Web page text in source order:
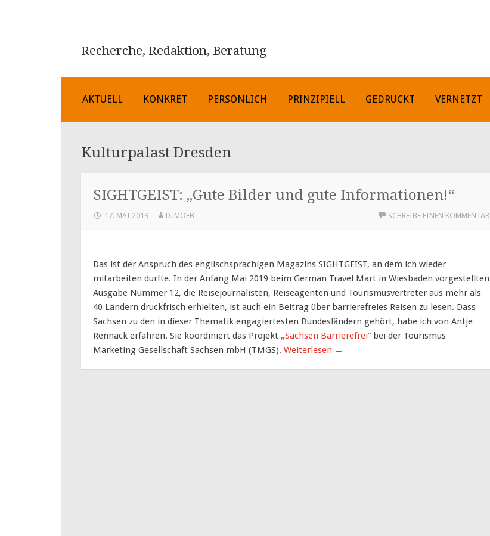
Recherche, Redaktion, Beratung
ZUM
SPRINGEN
AKTUELL KONKRET PERSÖNLICH PRINZIPIELL GEDRUCKT VERNETZT
Kulturpalast Dresden
SIGHTGEIST: „Gute Bilder und gute Informationen!“
17. MAI 2019 D. MOEB SCHREIBE EINEN KOMMENTAR
Das ist der Anspruch des englischsprachigen Magazins SIGHTGEIST, an dem ich wieder
mitarbeiten durfte. In der Anfang Mai 2019 beim German Travel Mart in Wiesbaden vorgestellten
Ausgabe Nummer 12, die Reisejournalisten, Reiseagenten und Tourismusvertreter aus mehr als
40 Ländern druckfrisch erhielten, ist auch ein Beitrag über barrierefreies Reisen zu lesen. Dass
Sachsen zu den in dieser Thematik engagiertesten Bundesländern gehört, habe ich von Antje
Rennack erfahren. Sie koordiniert das Projekt „Sachsen Barrierefrei“bei der Tourismus
Marketing Gesellschaft Sachsen mbH (TMGS). Weiterlesen →